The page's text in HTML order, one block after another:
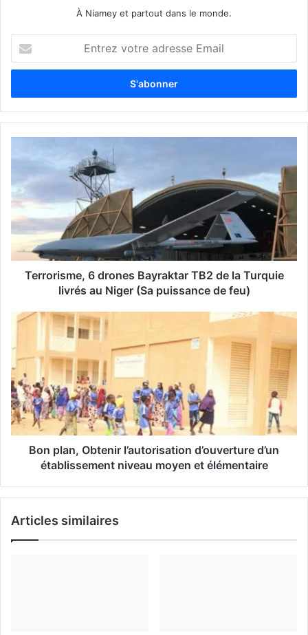
À Niamey et partout dans le monde.
t
e
z
e
a
m
Terrorisme, 6 drones Bayraktar TB2 de la Turquie
livrés au Niger (Sa puissance de feu)
Bon plan, Obtenir l’autorisation d’ouverture d’un
établissement niveau moyen et élémentaire
Articles similaires